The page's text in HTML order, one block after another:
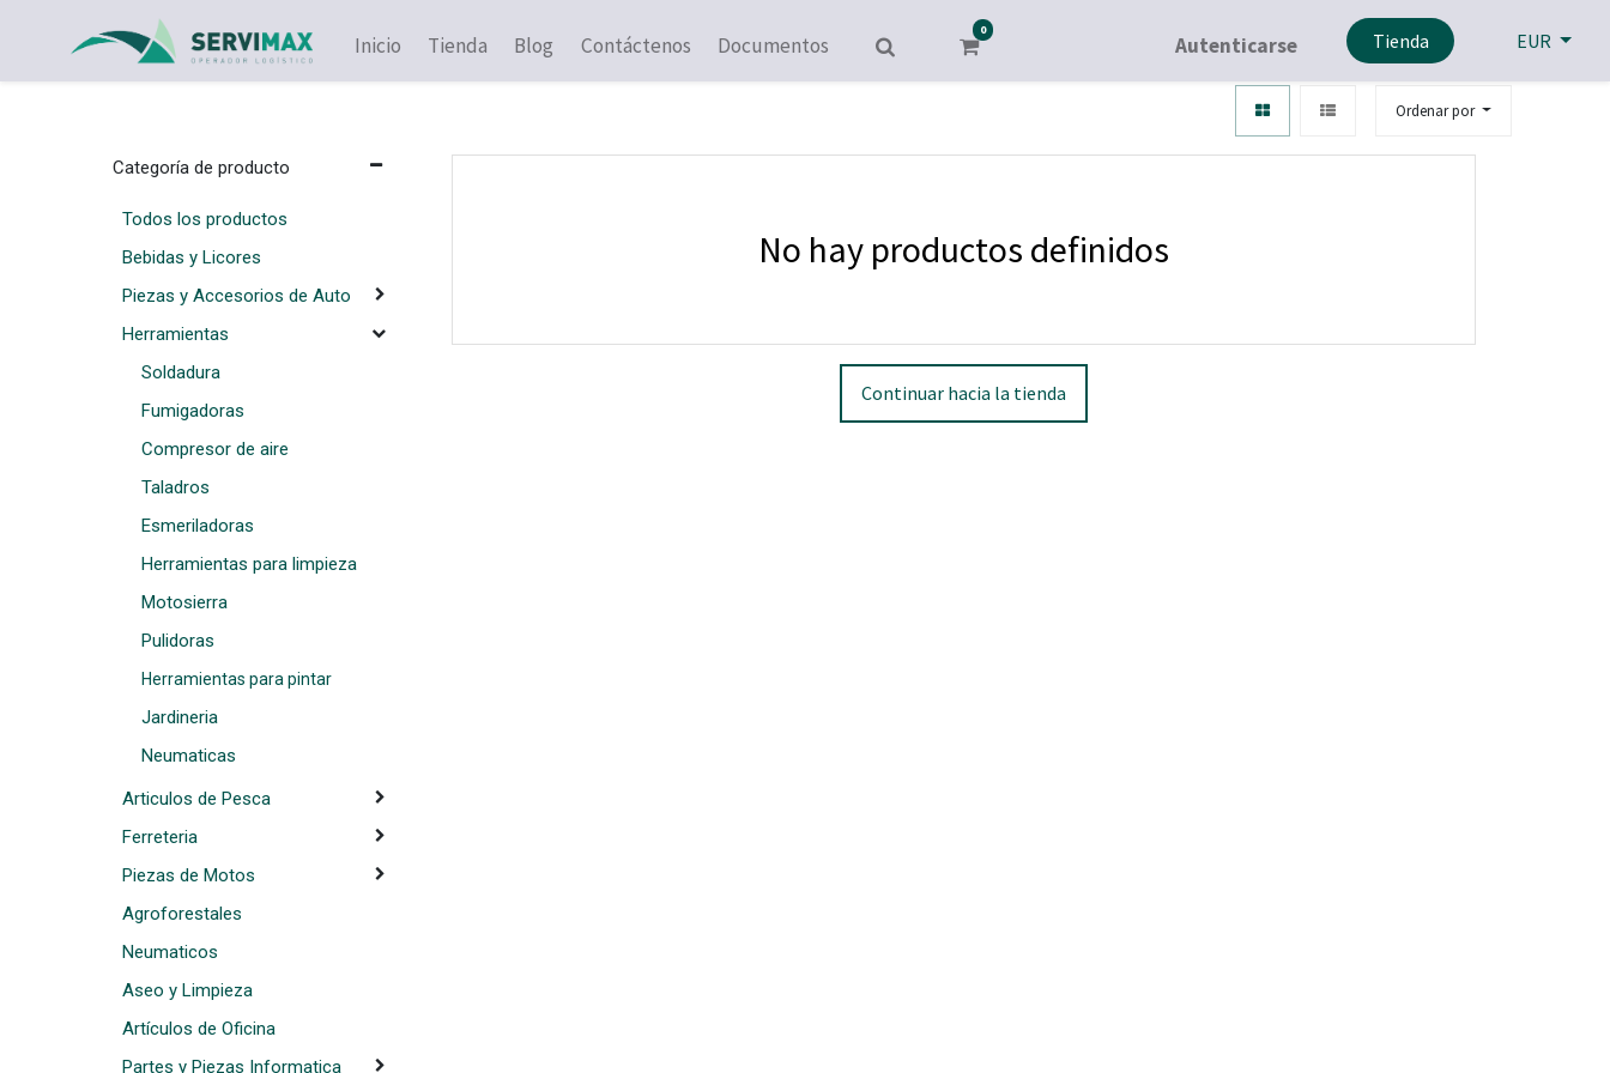
Inicio Tienda Blog Contáctenos Documentos
0
Autenticarse Tienda EUR
Herramientas Herramientas para pintar
Ordenar por
Categoría de producto
Todos los productos
Bebidas y Licores
Piezas y Accesorios de Auto
Herramientas
Soldadura
Fumigadoras
Compresor de aire
Taladros
Esmeriladoras
Herramientas para limpieza
Motosierra
Pulidoras
Herramientas para pintar
Jardineria
Neumaticas
Articulos de Pesca
Ferreteria
Piezas de Motos
Agroforestales
Neumaticos
Aseo y Limpieza
Artículos de Oficina
Partes y Piezas Informatica
No hay productos definidos
Continuar hacia la tienda